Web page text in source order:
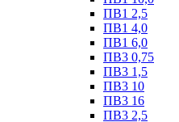
ПВ1 2,5
ПВ1 4,0
ПВ1 6,0
ПВ3 0,75
ПВ3 1,5
ПВ3 10
ПВ3 16
ПВ3 2,5